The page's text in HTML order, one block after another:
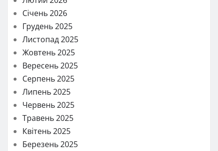
Січень 2026
Грудень 2025
Листопад 2025
Жовтень 2025
Вересень 2025
Серпень 2025
Липень 2025
Червень 2025
Травень 2025
Квітень 2025
Березень 2025